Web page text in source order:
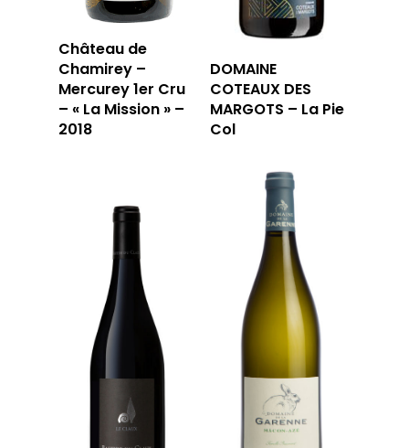
Château de
Chamirey –
Mercurey 1er Cru
– « La Mission » –
2018
DOMAINE
COTEAUX DES
MARGOTS – La Pie
Col